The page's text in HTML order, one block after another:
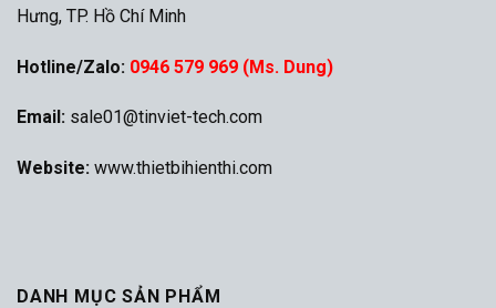
Hưng, TP. Hồ Chí Minh
Hotline/Zalo: 0946 579 969 (Ms. Dung)
Email: sale01@tinviet-tech.com
Website: www.thietbihienthi.com
DANH MỤC SẢN PHẨM